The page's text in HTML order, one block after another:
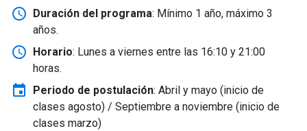
schedule Duración del programa: Mínimo 1 año, máximo 3
años.
schedule Horario: Lunes a viernes entre las 16:10 y 21:00
horas.
event Periodo de postulación: Abril y mayo (inicio de
clases agosto) / Septiembre a noviembre (inicio de
clases marzo)